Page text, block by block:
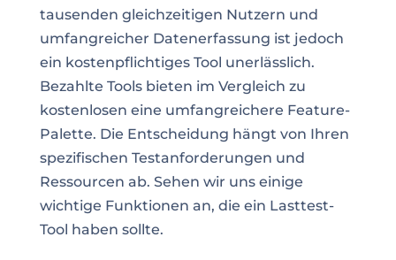
tausenden gleichzeitigen Nutzern und
umfangreicher Datenerfassung ist jedoch
ein kostenpflichtiges Tool unerlässlich.
Bezahlte Tools bieten im Vergleich zu
kostenlosen eine umfangreichere Feature-
Palette. Die Entscheidung hängt von Ihren
spezifischen Testanforderungen und
Ressourcen ab. Sehen wir uns einige
wichtige Funktionen an, die ein Lasttest-
Tool haben sollte.